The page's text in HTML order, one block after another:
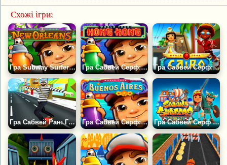
Схожі ігри:
Гра Subway Surfers New Orleans - Новий Орлеан - Subway Surfers New Orleans Гра Сабвей Серф: Гонконг Гра Сабвей Серф: Єгипет
Гра Сабвей Ран: Грабіжник Боб Гра Сабвей Серф: Буенос-Айрес 2023 Гра Сабвей Серф Копенгаген